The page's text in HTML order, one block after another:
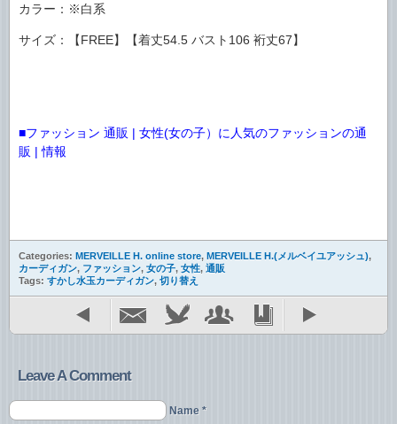
カラー：※白系
サイズ：【FREE】【着丈54.5 バスト106 裄丈67】
■ファッション 通販 | 女性(女の子）に人気のファッションの通
販 | 情報
Categories: MERVEILLE H. online store, MERVEILLE H.(メルベイユアッシュ),
カーディガン, ファッション, 女の子, 女性, 通販
Tags: すかし水玉カーディガン, 切り替え
Leave A Comment
Name *